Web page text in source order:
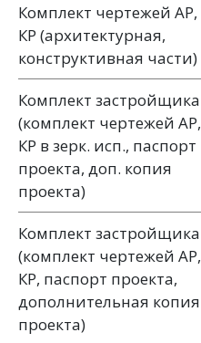
Комплект чертежей АР,
КР (архитектурная,
конструктивная части)
Комплект застройщика
(комплект чертежей АР,
КР в зерк. исп., паспорт
проекта, доп. копия
проекта)
Комплект застройщика
(комплект чертежей АР,
КР, паспорт проекта,
дополнительная копия
проекта)